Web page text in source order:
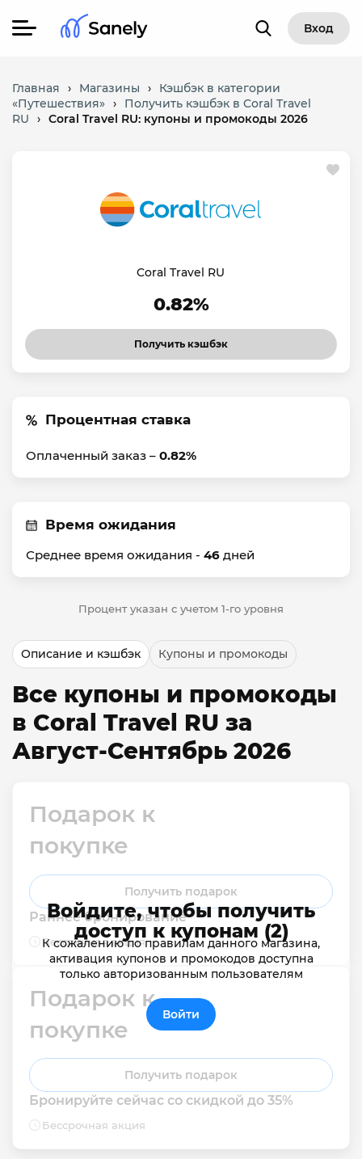
Вход
Главная › Магазины ›
Кэшбэк в категории
«Путешествия» ›
Получить кэшбэк в Coral Travel
RU
› Coral Travel RU: купоны и промокоды 2026
Coral Travel RU
0.82%
Получить кэшбэк
Процентная ставка
Оплаченный заказ – 0.82%
Время ожидания
Среднее время ожидания - 46 дней
Процент указан с учетом 1-го уровня
Описание и кэшбэк Купоны и промокоды
Все купоны и промокоды
в Coral Travel RU за
Август-Сентябрь 2026
Подарок к
покупке
Получить подарок
Раннее бронирование
Бессрочная акция
Подарок к
покупке
Получить подарок
Бронируйте сейчас со скидкой до 35%
Бессрочная акция
Войдите, чтобы получить
доступ к купонам (2)
К сожалению по правилам данного магазина,
активация купонов и промокодов доступна
только авторизованным пользователям
Войти